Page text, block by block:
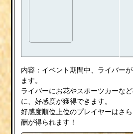
内容：イベント期間中、ライバー
ます。
ライバーにお花やスポーツカーな
に、好感度が獲得できます。
好感度順位上位のプレイヤーはさ
酬が得られます！